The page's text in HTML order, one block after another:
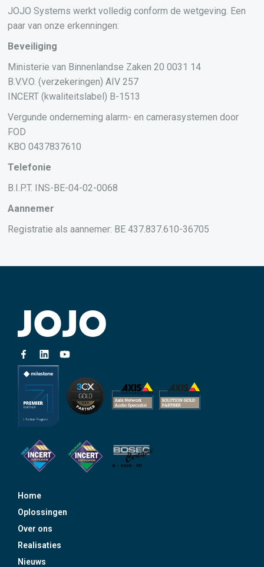
JOJO Systems werkt volledig conform de wetgeving. Een
paar van onze erkenningen:
Beveiliging
Ministerie van Binnenlandse Zaken 20 0031 14
B.V.V.O. (verzekeringen) AIV 257
INCERT (kwaliteitslabel) B-1513
Vergunde onderneming alarm- en camerasystemen door
FOD
KBO 0437837610
Telefonie
B.I.P.T. INS-BE-04-02-0068
Aannemer
Registratie als aannemer: BE 437.837.610-36705
Home
Oplossingen
Over ons
Realisaties
Nieuws